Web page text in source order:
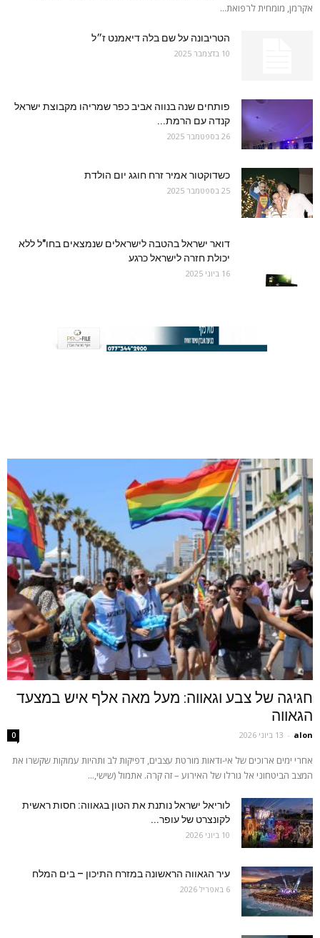
אקרמן, מומחית לרפואת...
הטריבונה על שם בלה דיאמנט ז״ל
10 בדצמבר 2025
פותחים שנה בנווה אביב כפר שמריהו מקבוצת ישראל
קנדה עם הרמת...
26 בספטמבר 2025
כשדוקטור אמיר זרח חוגג יום הולדת
25 בספטמבר 2025
דואר ישראל בהטבה לישראלים שנמצאים בחו"ל ללא
יכולת חזרה לישראל כרגע
16 ביוני 2025
חגיגה של צבע וגאווה: מעל מאה אלף איש במצעד
הגאווה
alon
- 13 ביוני 2026 0
אחרי ימים ארוכים של אי-ודאות מורטת עצבים, דפיקות לב ותהיות עמוקות שקשרו את
המצב הביטחוני אל גורלו של האירוע – זה קרה. אתמול (שישי,...
לוריאל ישראל נותנת את הטון בגאווה: חסות ראשית
לקונצרט של עופר...
10 ביוני 2026
עיר הגאווה הראשונה במזרח התיכון – בים המלח
6 באפריל 2026